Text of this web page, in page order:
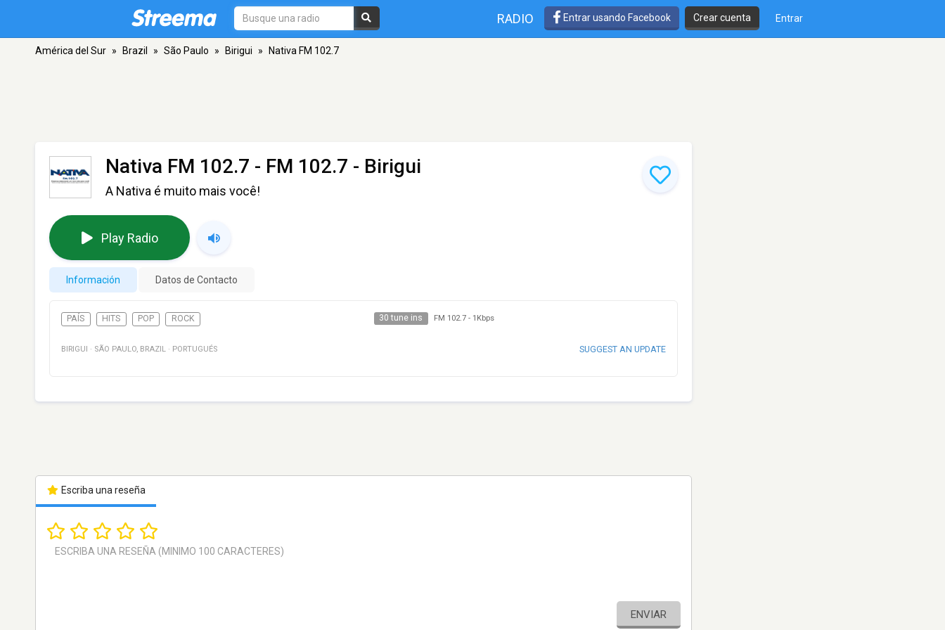
RADIO Entrar usando Facebook Crear cuenta Entrar
América del Sur » Brazil » São Paulo » Birigui » Nativa FM 102.7
Nativa FM 102.7 - FM 102.7 - Birigui
A Nativa é muito mais você!
Play Radio
Información Datos de Contacto
PAÍS HITS POP ROCK 30 tune ins FM 102.7- 1Kbps
BIRIGUI · SÃO PAULO, BRAZIL · PORTUGUÉS SUGGEST AN UPDATE
Escriba una reseña
ENVIAR